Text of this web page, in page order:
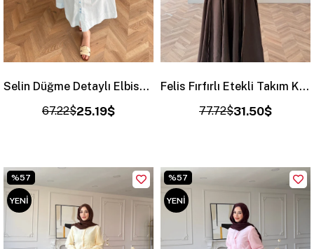
Selin Düğme Detaylı Elbise Mavi (2277)
25.19$
67.22$
Felis Fırfırlı Etekli Takım Kahve (3090)
31.50$
77.72$
%57
YENI
%57
YENI